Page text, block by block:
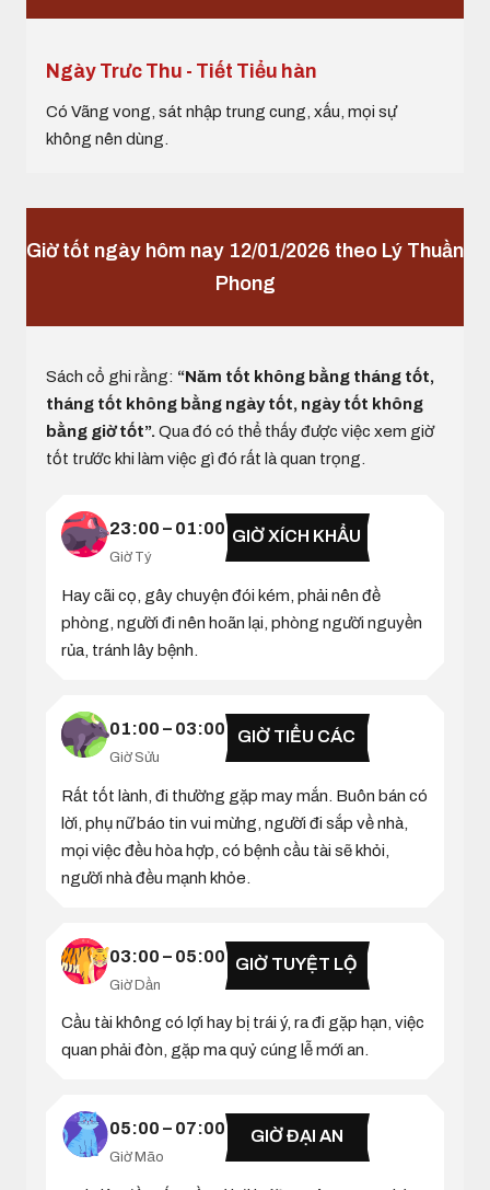
Ngày Trưc Thu - Tiết Tiểu hàn
Có Vãng vong, sát nhập trung cung, xấu, mọi sự
không nên dùng.
Giờ tốt ngày hôm nay 12/01/2026 theo Lý Thuần
Phong
Sách cổ ghi rằng: “Năm tốt không bằng tháng tốt,
tháng tốt không bằng ngày tốt, ngày tốt không
bằng giờ tốt”. Qua đó có thể thấy được việc xem giờ
tốt trước khi làm việc gì đó rất là quan trọng.
23:00 – 01:00
Giờ Tý
GIỜ XÍCH KHẨU
Hay cãi cọ, gây chuyện đói kém, phải nên đề
phòng, người đi nên hoãn lại, phòng người nguyền
rủa, tránh lây bệnh.
01:00 – 03:00
Giờ Sửu
GIỜ TIỂU CÁC
Rất tốt lành, đi thường gặp may mắn. Buôn bán có
lời, phụ nữ báo tin vui mừng, người đi sắp về nhà,
mọi việc đều hòa hợp, có bệnh cầu tài sẽ khỏi,
người nhà đều mạnh khỏe.
03:00 – 05:00
Giờ Dần
GIỜ TUYỆT LỘ
Cầu tài không có lợi hay bị trái ý, ra đi gặp hạn, việc
quan phải đòn, gặp ma quỷ cúng lễ mới an.
05:00 – 07:00
Giờ Mão
GIỜ ĐẠI AN